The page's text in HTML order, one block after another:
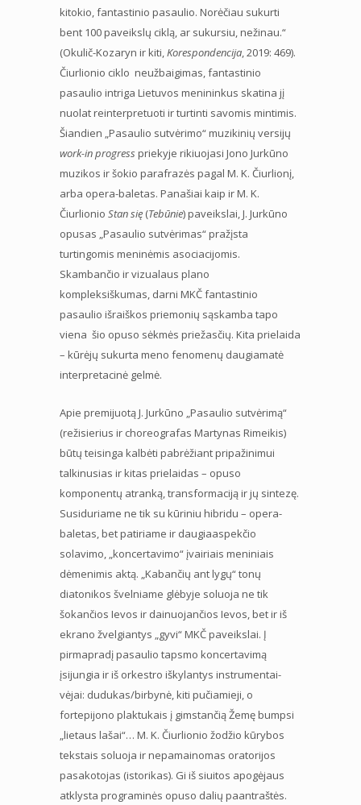
kitokio, fantastinio pasaulio. Norėčiau sukurti
bent 100 paveikslų ciklą, ar sukursiu, nežinau.“
(Okulič-Kozaryn ir kiti, Korespondencija , 2019: 469).
Čiurlionio ciklo neužbaigimas, fantastinio
pasaulio intriga Lietuvos menininkus skatina jį
nuolat reinterpretuoti ir turtinti savomis mintimis.
Šiandien „Pasaulio sutvėrimo“ muzikinių versijų
work-in progresspriekyje rikiuojasi Jono Jurkūno
muzikos ir šokio parafrazės pagal M. K. Čiurlionį,
arba opera-baletas. Panašiai kaip ir M. K.
Čiurlionio Stan się (Tebūnie) paveikslai, J. Jurkūno
opusas „Pasaulio sutvėrimas“ pražįsta
turtingomis meninėmis asociacijomis.
Skambančio ir vizualaus plano
kompleksiškumas, darni MKČ fantastinio
pasaulio išraiškos priemonių sąskamba tapo
viena šio opuso sėkmės priežasčių. Kita prielaida
– kūrėjų sukurta meno fenomenų daugiamatė
interpretacinė gelmė.
Apie premijuotą J. Jurkūno „Pasaulio sutvėrimą“
(režisierius ir choreografas Martynas Rimeikis)
būtų teisinga kalbėti pabrėžiant pripažinimui
talkinusias ir kitas prielaidas – opuso
komponentų atranką, transformaciją ir jų sintezę.
Susiduriame ne tik su kūriniu hibridu – opera-
baletas, bet patiriame ir daugiaaspekčio
solavimo, „koncertavimo“ įvairiais meniniais
dėmenimis aktą. „Kabančių ant lygų“ tonų
diatonikos švelniame glėbyje soluoja ne tik
šokančios Ievos ir dainuojančios Ievos, bet ir iš
ekrano žvelgiantys „gyvi“ MKČ paveikslai. Į
pirmapradį pasaulio tapsmo koncertavimą
įsijungia ir iš orkestro iškylantys instrumentai-
vėjai: dudukas/birbynė, kiti pučiamieji, o
fortepijono plaktukais į gimstančią Žemę bumpsi
„lietaus lašai“… M. K. Čiurlionio žodžio kūrybos
tekstais soluoja ir nepamainomas oratorijos
pasakotojas (istorikas). Gi iš siuitos apogėjaus
atklysta programinės opuso dalių paantraštės.